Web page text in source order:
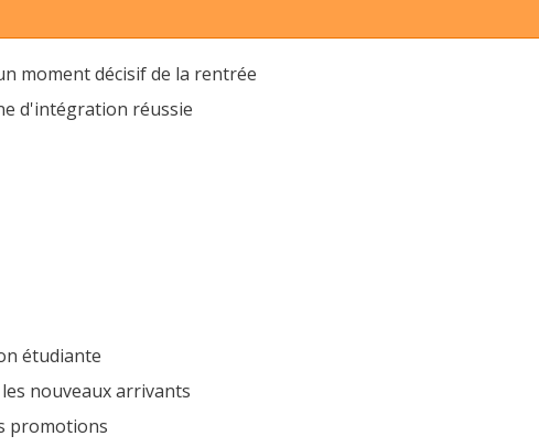
moment décisif de la rentrée
d'intégration réussie
étudiante
nouveaux arrivants
promotions